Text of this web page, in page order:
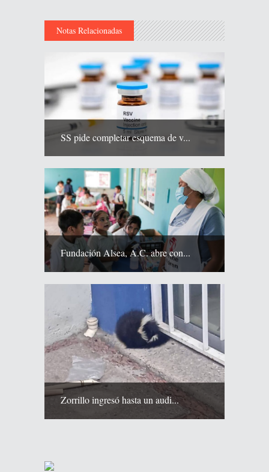
Notas Relacionadas
SS pide completar esquema de v...
Fundación Alsea, A.C. abre con...
Zorrillo ingresó hasta un audi...